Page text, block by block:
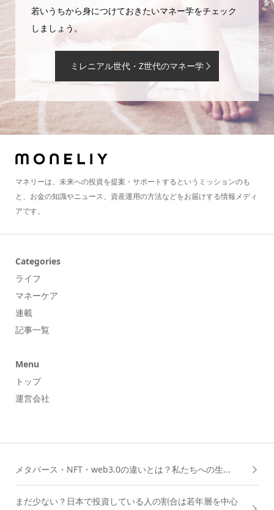
若いうちから身につけておきたいマネー学をチェック
しましょう。
ミレニアル世代・Z世代のマネー学
マネリーは、未来への投資を提案・サポートするというミッションのも
と、お金の知識やニュース、資産運用の方法などをお届けする情報メディ
アです。
Categories
ライフ
マネーケア
連載
記事一覧
Menu
トップ
運営会社
メタバース・NFT・web3.0の違いとは？私たちへの生...
まだ少ない？日本で投資している人の割合は若年層を中心